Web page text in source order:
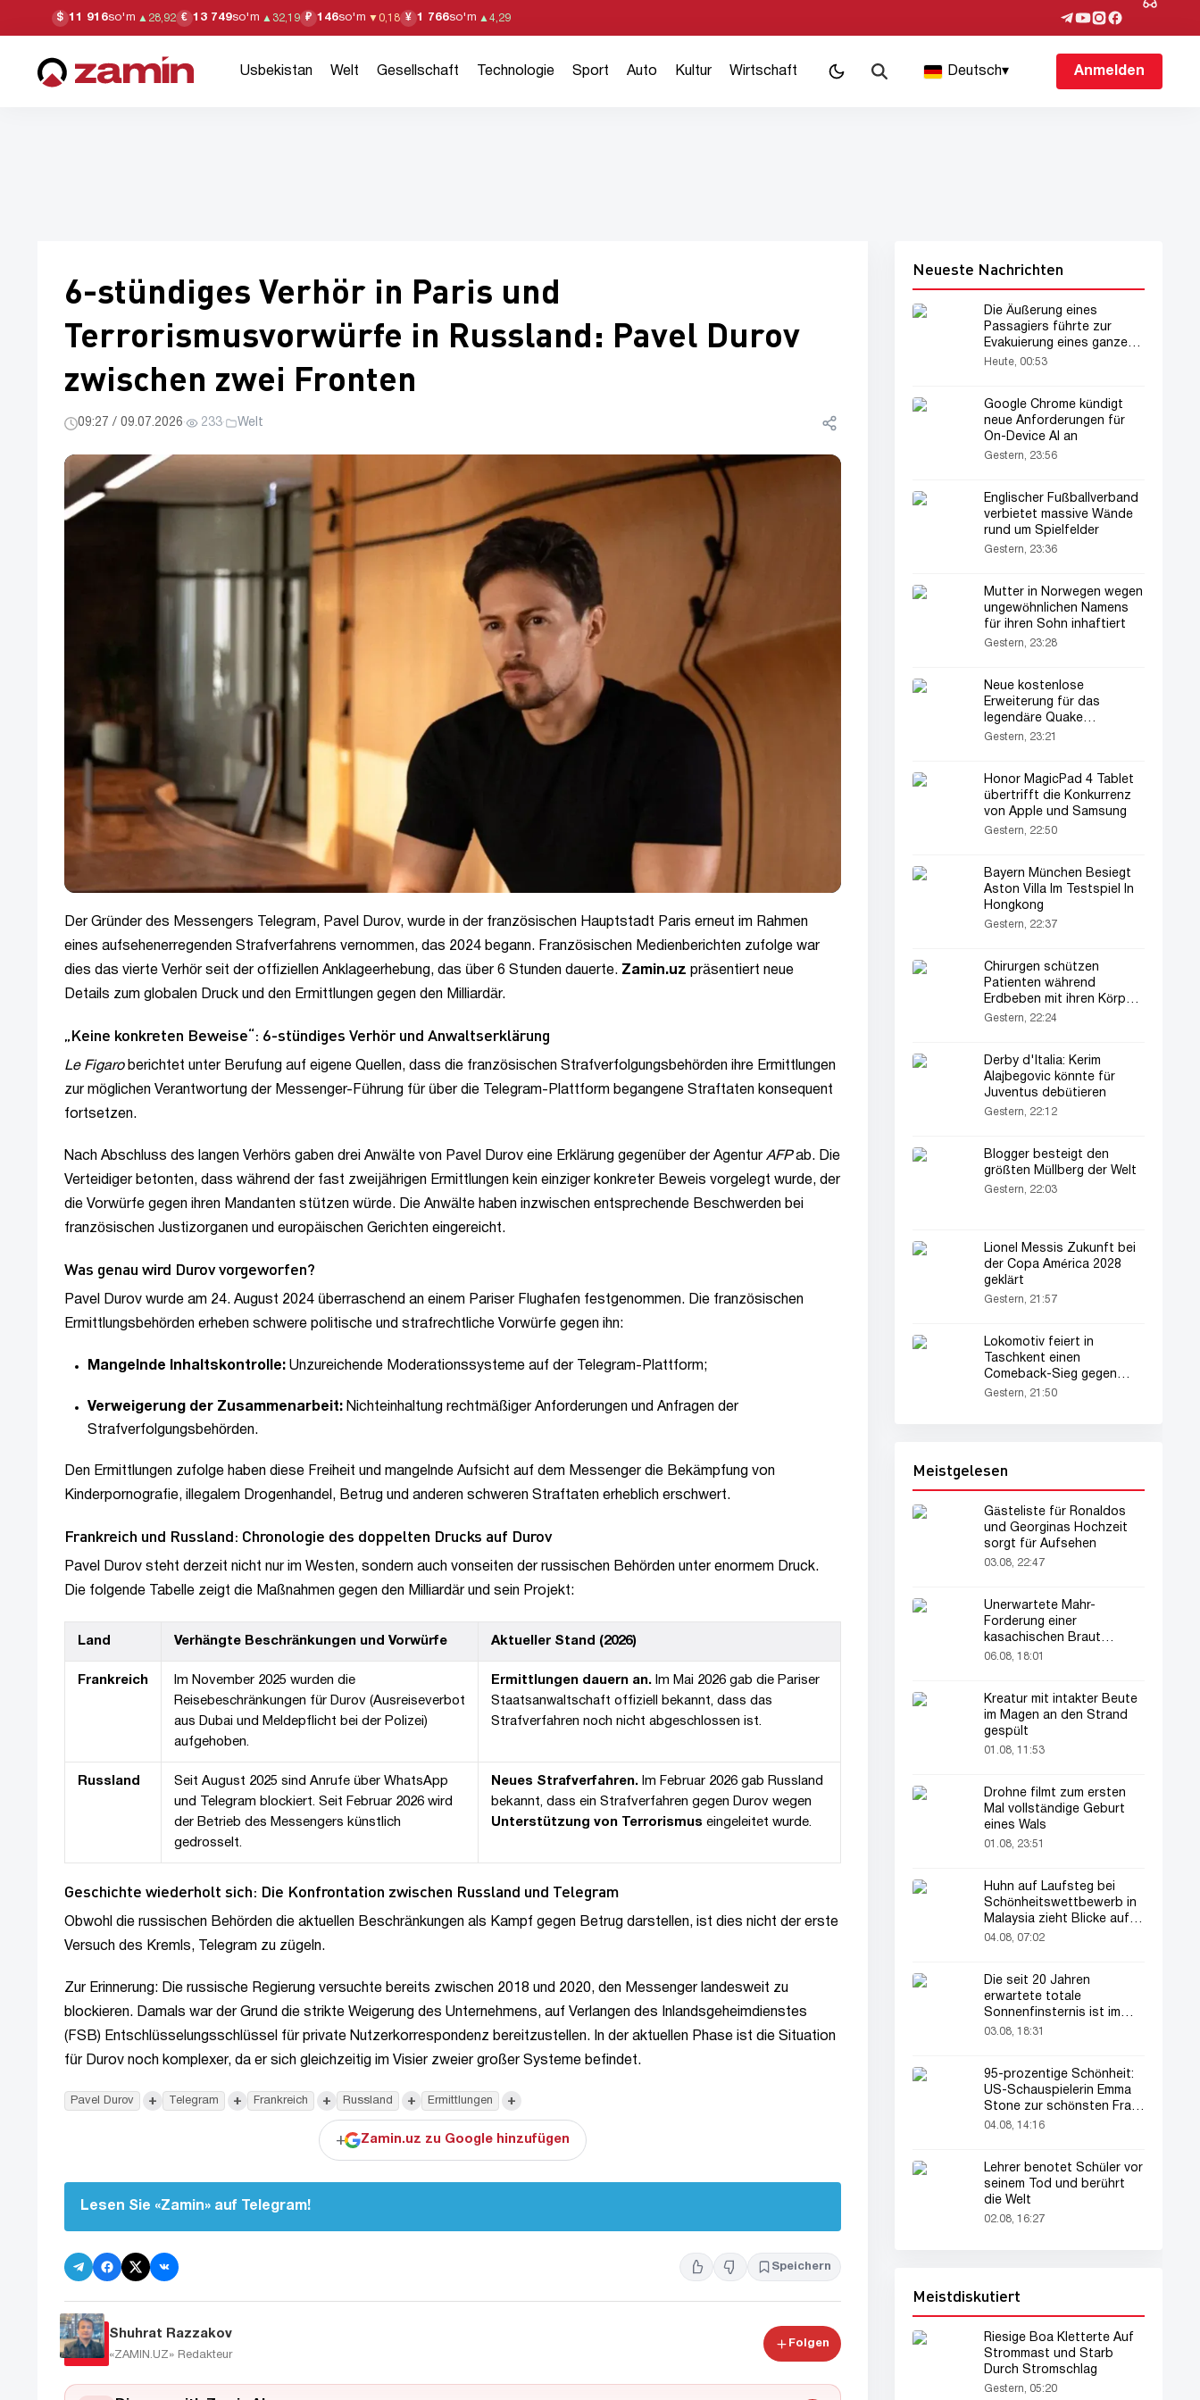
$ 11 916so'm ▲ 28,92 € 13 749so'm ▲ 32,19 ₽ 146so'm ▼ 0,18 ¥ 1 766so'm ▲ 4,29
Usbekistan Welt Gesellschaft Technologie Sport Auto Kultur Wirtschaft Deutsch▾ Anmelden
6-stündiges Verhör in Paris und
Terrorismusvorwürfe in Russland: Pavel Durov
zwischen zwei Fronten
09:27 / 09.07.2026· 233· Welt
Der Gründer des Messengers Telegram, Pavel Durov, wurde in der französischen Hauptstadt Paris erneut im Rahmen
eines aufsehenerregenden Strafverfahrens vernommen, das 2024 begann. Französischen Medienberichten zufolge war
dies das vierte Verhör seit der offiziellen Anklageerhebung, das über 6 Stunden dauerte. Zamin.uz präsentiert neue
Details zum globalen Druck und den Ermittlungen gegen den Milliardär.
„Keine konkreten Beweise“: 6-stündiges Verhör und Anwaltserklärung
Le Figaroberichtet unter Berufung auf eigene Quellen, dass die französischen Strafverfolgungsbehörden ihre Ermittlungen
zur möglichen Verantwortung der Messenger-Führung für über die Telegram-Plattform begangene Straftaten konsequent
fortsetzen.
Nach Abschluss des langen Verhörs gaben drei Anwälte von Pavel Durov eine Erklärung gegenüber der Agentur AFPab. Die
Verteidiger betonten, dass während der fast zweijährigen Ermittlungen kein einziger konkreter Beweis vorgelegt wurde, der
die Vorwürfe gegen ihren Mandanten stützen würde. Die Anwälte haben inzwischen entsprechende Beschwerden bei
französischen Justizorganen und europäischen Gerichten eingereicht.
Was genau wird Durov vorgeworfen?
Pavel Durov wurde am 24. August 2024 überraschend an einem Pariser Flughafen festgenommen. Die französischen
Ermittlungsbehörden erheben schwere politische und strafrechtliche Vorwürfe gegen ihn:
Mangelnde Inhaltskontrolle: Unzureichende Moderationssysteme auf der Telegram-Plattform;
Verweigerung der Zusammenarbeit: Nichteinhaltung rechtmäßiger Anforderungen und Anfragen der
Strafverfolgungsbehörden.
Den Ermittlungen zufolge haben diese Freiheit und mangelnde Aufsicht auf dem Messenger die Bekämpfung von
Kinderpornografie, illegalem Drogenhandel, Betrug und anderen schweren Straftaten erheblich erschwert.
Frankreich und Russland: Chronologie des doppelten Drucks auf Durov
Pavel Durov steht derzeit nicht nur im Westen, sondern auch vonseiten der russischen Behörden unter enormem Druck.
Die folgende Tabelle zeigt die Maßnahmen gegen den Milliardär und sein Projekt:
Land Verhängte Beschränkungen und Vorwürfe Aktueller Stand (2026)
Frankreich
Im November 2025 wurden die
Reisebeschränkungen für Durov (Ausreiseverbot
aus Dubai und Meldepflicht bei der Polizei)
aufgehoben.
Ermittlungen dauern an. Im Mai 2026 gab die Pariser
Staatsanwaltschaft offiziell bekannt, dass das
Strafverfahren noch nicht abgeschlossen ist.
Russland
Seit August 2025 sind Anrufe über WhatsApp
und Telegram blockiert. Seit Februar 2026 wird
der Betrieb des Messengers künstlich
gedrosselt.
Neues Strafverfahren. Im Februar 2026 gab Russland
bekannt, dass ein Strafverfahren gegen Durov wegen
Unterstützung von Terrorismus eingeleitet wurde.
Geschichte wiederholt sich: Die Konfrontation zwischen Russland und Telegram
Obwohl die russischen Behörden die aktuellen Beschränkungen als Kampf gegen Betrug darstellen, ist dies nicht der erste
Versuch des Kremls, Telegram zu zügeln.
Zur Erinnerung: Die russische Regierung versuchte bereits zwischen 2018 und 2020, den Messenger landesweit zu
blockieren. Damals war der Grund die strikte Weigerung des Unternehmens, auf Verlangen des Inlandsgeheimdienstes
(FSB) Entschlüsselungsschlüssel für private Nutzerkorrespondenz bereitzustellen. In der aktuellen Phase ist die Situation
für Durov noch komplexer, da er sich gleichzeitig im Visier zweier großer Systeme befindet.
Pavel Durov + Telegram + Frankreich + Russland + Ermittlungen +
+ Zamin.uz zu Google hinzufügen
Lesen Sie «Zamin» auf Telegram!
Speichern
Shuhrat Razzakov
«ZAMIN.UZ» Redakteur
Folgen
Neueste Nachrichten
Die Äußerung eines
Passagiers führte zur
Evakuierung eines ganzen
Flugzeugs
Heute, 00:53
Google Chrome kündigt
neue Anforderungen für
On-Device AI an
Gestern, 23:56
Englischer Fußballverband
verbietet massive Wände
rund um Spielfelder
Gestern, 23:36
Mutter in Norwegen wegen
ungewöhnlichen Namens
für ihren Sohn inhaftiert
Gestern, 23:28
Neue kostenlose
Erweiterung für das
legendäre Quake
veröffentlicht
Gestern, 23:21
Honor MagicPad 4 Tablet
übertrifft die Konkurrenz
von Apple und Samsung
Gestern, 22:50
Bayern München Besiegt
Aston Villa Im Testspiel In
Hongkong
Gestern, 22:37
Chirurgen schützen
Patienten während
Erdbeben mit ihren Körpern
(Video)
Gestern, 22:24
Derby d'Italia: Kerim
Alajbegovic könnte für
Juventus debütieren
Gestern, 22:12
Blogger besteigt den
größten Müllberg der Welt
Gestern, 22:03
Lionel Messis Zukunft bei
der Copa América 2028
geklärt
Gestern, 21:57
Lokomotiv feiert in
Taschkent einen
Comeback-Sieg gegen
Dinamo
Gestern, 21:50
Meistgelesen
Gästeliste für Ronaldos
und Georginas Hochzeit
sorgt für Aufsehen
03.08, 22:47
Unerwartete Mahr-
Forderung einer
kasachischen Braut
verblüfft alle
06.08, 18:01
Kreatur mit intakter Beute
im Magen an den Strand
gespült
01.08, 11:53
Drohne filmt zum ersten
Mal vollständige Geburt
eines Wals
01.08, 23:51
Huhn auf Laufsteg bei
Schönheitswettbewerb in
Malaysia zieht Blicke auf
sich
04.08, 07:02
Die seit 20 Jahren
erwartete totale
Sonnenfinsternis ist im
August zu sehen
03.08, 18:31
95-prozentige Schönheit:
US-Schauspielerin Emma
Stone zur schönsten Frau
der Welt gekürt
04.08, 14:16
Lehrer benotet Schüler vor
seinem Tod und berührt
die Welt
02.08, 16:27
Meistdiskutiert
Riesige Boa Kletterte Auf
Strommast und Starb
Durch Stromschlag
Gestern, 05:20